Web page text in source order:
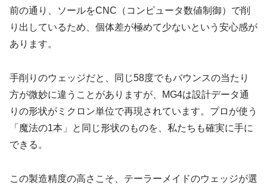
前の通り、ソールをCNC（コンピュータ数値制御）で削
り出しているため、 個体差が極めて少ないという安心感が
あります。
手削りのウェッジだと、同じ58度でもバウンスの当たり
方が微妙に違うことがありますが、MG4は設計データ通
りの形状がミクロン単位で再現されています。プロが使う
「魔法の1本」と同じ形状のものを、私たちも確実に手に
できる。
この製造精度の高さこそ、テーラーメイドのウェッジが選